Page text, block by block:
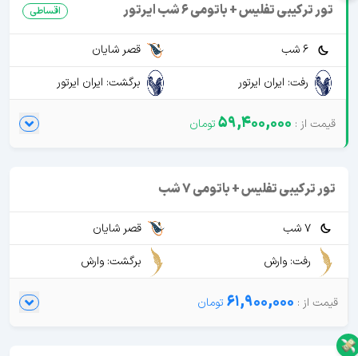
تور ترکیبی تفلیس + باتومی 6 شب ایرتور اقساطی
6 شب
قصر شایان
رفت: ایران ایرتور
برگشت: ایران ایرتور
59,400,000
تور ترکیبی تفلیس + باتومی 7 شب
7 شب
قصر شایان
رفت: وارش
برگشت: وارش
61,900,000